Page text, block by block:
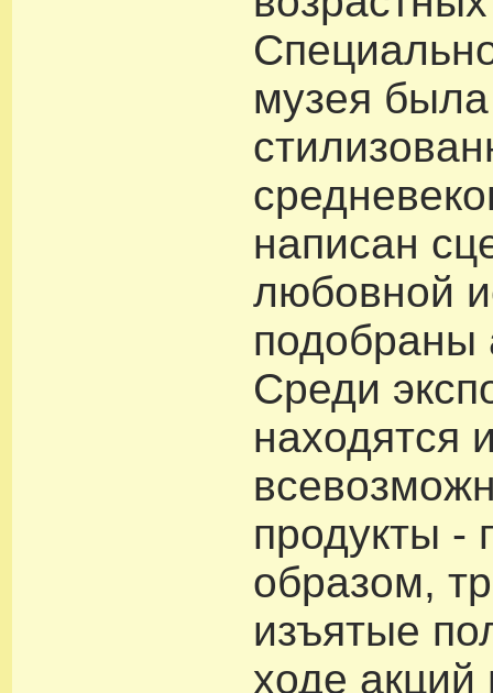
музея
написан
любовной
подобраны
Среди
находятся
продукты -
образом,
изъятые
ходе акций